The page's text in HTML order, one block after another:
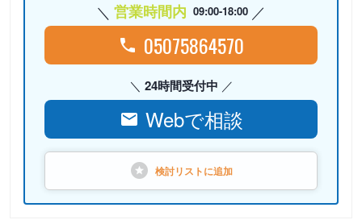
営業時間内 09:00-18:00
05075864570
24時間受付中
Webで相談
検討リストに追加